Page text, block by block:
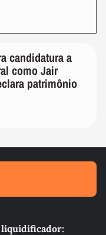
candidatura a
como Jair
patrimônio
liquidificador: